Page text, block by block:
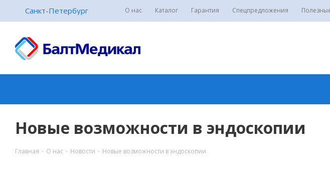
Санкт-Петербург О нас Каталог Гарантия Спецпредложения
Новые возможности в эндоскопии
Главная - О нас - Новости - Новые возможности в эндоскопии